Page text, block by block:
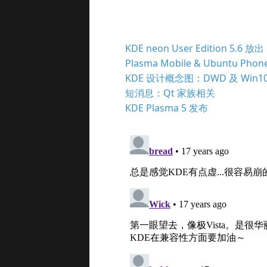
KDE neon User Edition 5.6 放出
Plasma Mobile & Ubuntu
KDE 设计概念图：DWD 及
短消息：Qt 家族相关
KDE Plasma 5 发布